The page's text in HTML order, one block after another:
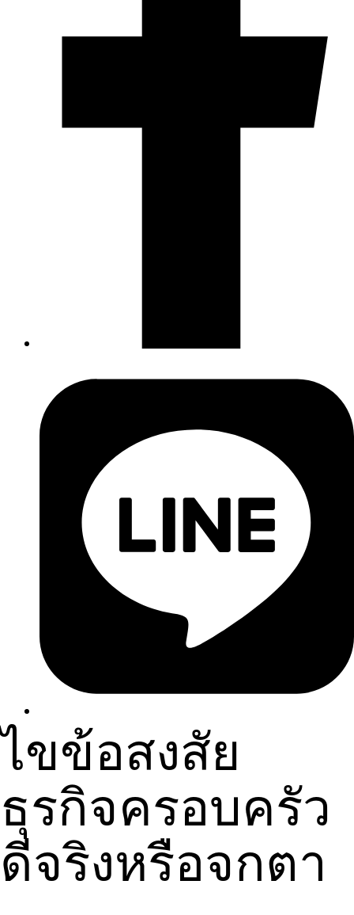
ไขข้อสงสัย
ธุรกิจครอบครัว
ดีจริงหรือจกตา